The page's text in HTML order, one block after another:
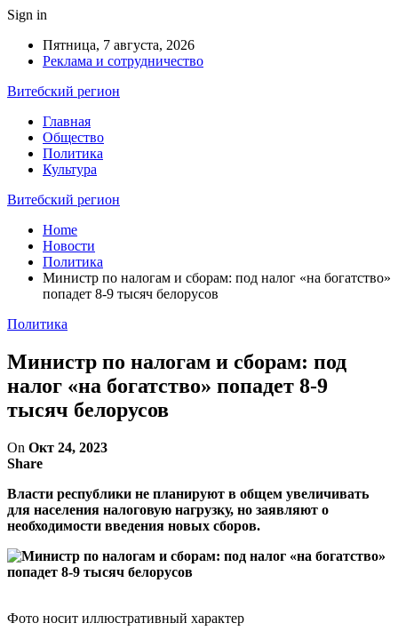
Sign in
Пятница, 7 августа, 2026
Реклама и сотрудничество
Витебский регион
Главная
Общество
Политика
Культура
Витебский регион
Home
Новости
Политика
Министр по налогам и сборам: под налог «на богатство»
попадет 8-9 тысяч белорусов
Политика
Министр по налогам и сборам: под
налог «на богатство» попадет 8-9
тысяч белорусов
On Окт 24, 2023
Share
Власти республики не планируют в общем увеличивать
для населения налоговую нагрузку, но заявляют о
необходимости введения новых сборов.
Фото носит иллюстративный характер